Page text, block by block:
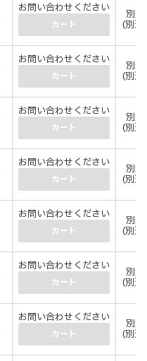
お問い合わせください
カート
別途
(別途
お問い合わせください
カート
別途
(別途
お問い合わせください
カート
別途
(別途
お問い合わせください
カート
別途
(別途
お問い合わせください
カート
別途
(別途
お問い合わせください
カート
別途
(別途
お問い合わせください
カート
別途
(別途